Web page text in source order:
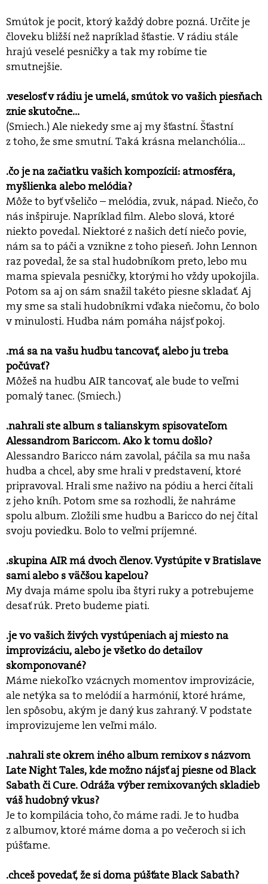
Smútok je pocit, ktorý každý dobre pozná. Určite je
človeku bližší než napríklad šťastie. V rádiu stále
hrajú veselé pesničky a tak my robíme tie
smutnejšie.
.veselosť v rádiu je umelá, smútok vo vašich piesňach
znie skutočne...
(Smiech.) Ale niekedy sme aj my šťastní. Šťastní
z toho, že sme smutní. Taká krásna melanchólia...
.čo je na začiatku vašich kompozícií: atmosféra,
myšlienka alebo melódia?
Môže to byť všeličo – melódia, zvuk, nápad. Niečo, čo
nás inšpiruje. Napríklad film. Alebo slová, ktoré
niekto povedal. Niektoré z našich detí niečo povie,
nám sa to páči a vznikne z toho pieseň. John Lennon
raz povedal, že sa stal hudobníkom preto, lebo mu
mama spievala pesničky, ktorými ho vždy upokojila.
Potom sa aj on sám snažil takéto piesne skladať. Aj
my sme sa stali hudobníkmi vďaka niečomu, čo bolo
v minulosti. Hudba nám pomáha nájsť pokoj.
.má sa na vašu hudbu tancovať, alebo ju treba
počúvať?
Môžeš na hudbu AIR tancovať, ale bude to veľmi
pomalý tanec. (Smiech.)
.nahrali ste album s talianskym spisovateľom
Alessandrom Bariccom. Ako k tomu došlo?
Alessandro Baricco nám zavolal, páčila sa mu naša
hudba a chcel, aby sme hrali v predstavení, ktoré
pripravoval. Hrali sme naživo na pódiu a herci čítali
z jeho kníh. Potom sme sa rozhodli, že nahráme
spolu album. Zložili sme hudbu a Baricco do nej čítal
svoju poviedku. Bolo to veľmi príjemné.
.skupina AIR má dvoch členov. Vystúpite v Bratislave
sami alebo s väčšou kapelou?
My dvaja máme spolu iba štyri ruky a potrebujeme
desať rúk. Preto budeme piati.
.je vo vašich živých vystúpeniach aj miesto na
improvizáciu, alebo je všetko do detailov
skomponované?
Máme niekoľko vzácnych momentov improvizácie,
ale netýka sa to melódií a harmónií, ktoré hráme,
len spôsobu, akým je daný kus zahraný. V podstate
improvizujeme len veľmi málo.
.nahrali ste okrem iného album remixov s názvom
Late Night Tales, kde možno nájsť aj piesne od Black
Sabath či Cure. Odráža výber remixovaných skladieb
váš hudobný vkus?
Je to kompilácia toho, čo máme radi. Je to hudba
z albumov, ktoré máme doma a po večeroch si ich
púšťame.
.chceš povedať, že si doma púšťate Black Sabath?